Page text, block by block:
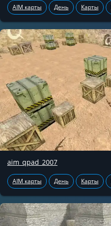
AIM карты День Карты
aim_qpad_2007
AIM карты День Карты